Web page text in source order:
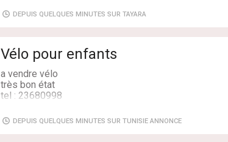
Type de transaction: À Louer
Chambres: 2
DEPUIS QUELQUES MINUTES SUR TAYARA
Vélo pour enfants
a vendre vélo
très bon état
tel : 23680998
DEPUIS QUELQUES MINUTES SUR TUNISIE ANNONCE